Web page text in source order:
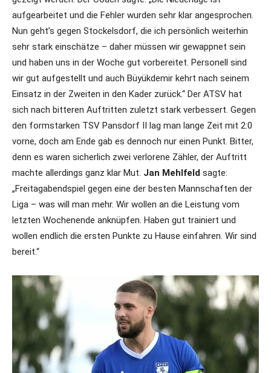
aufgearbeitet und die Fehler wurden sehr klar angesprochen.
Nun geht’s gegen Stockelsdorf, die ich persönlich weiterhin
sehr stark einschätze – daher müssen wir gewappnet sein
und haben uns in der Woche gut vorbereitet. Personell sind
wir gut aufgestellt und auch Büyükdemir kehrt nach seinem
Einsatz in der Zweiten in den Kader zurück.“ Der ATSV hat
sich nach bitteren Auftritten zuletzt stark verbessert. Gegen
den formstarken TSV Pansdorf II lag man lange Zeit mit 2:0
vorne, doch am Ende gab es dennoch nur einen Punkt. Bitter,
denn es waren sicherlich zwei verlorene Zähler, der Auftritt
machte allerdings ganz klar Mut. Jan Mehlfeld sagte:
„Freitagabendspiel gegen eine der besten Mannschaften der
Liga – was will man mehr. Wir wollen an die Leistung vom
letzten Wochenende anknüpfen. Haben gut trainiert und
wollen endlich die ersten Punkte zu Hause einfahren. Wir sind
bereit.“